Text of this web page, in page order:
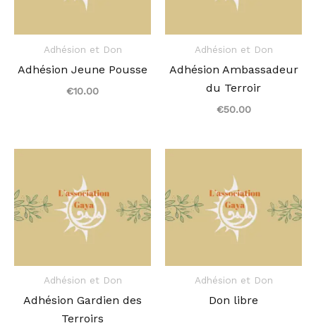
Adhésion et Don
Adhésion Jeune Pousse
€10.00
Adhésion et Don
Adhésion Ambassadeur
du Terroir
€50.00
Adhésion et Don
Adhésion Gardien des
Terroirs
Adhésion et Don
Don libre